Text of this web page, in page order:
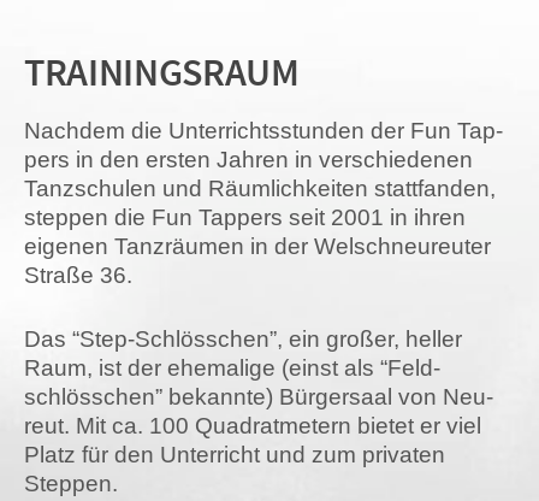
TRAININGSRAUM
Nach­dem die Unter­richts­stun­den der Fun Tap­
pers in den ers­ten Jah­ren in ver­schie­de­nen
Tanz­schu­len und Räum­lich­kei­ten statt­fan­den,
step­pen die Fun Tap­pers seit 2001 in ihren
eige­nen Tanz­räu­men in der Wel­sch­neu­reu­ter
Stra­ße 36.
Das “Step-Schlöss­chen”, ein gro­ßer, hel­ler
Raum, ist der ehe­ma­li­ge (einst als “Feld­
schlöss­chen” bekann­te) Bür­ger­saal von Neu­
reut. Mit ca. 100 Qua­drat­me­tern bie­tet er viel
Platz für den Unter­richt und zum pri­va­ten
Steppen.